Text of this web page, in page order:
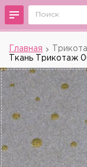
Главная
Ткань Трикотаж